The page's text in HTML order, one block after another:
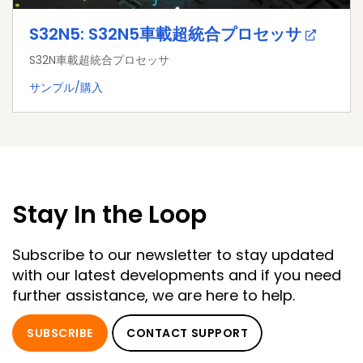
S32N5: S32N5車載超統合プロセッサ
S32N車載超統合プロセッサ
サンプル/購入
Stay In the Loop
Subscribe to our newsletter to stay updated
with our latest developments and if you need
further assistance, we are here to help.
SUBSCRIBE CONTACT SUPPORT